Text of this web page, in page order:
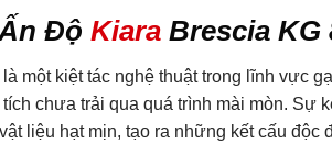
Độ Kiara Brescia KG
một kiệt tác nghệ thuật trong lĩnh vực
chưa trải qua quá trình mài mòn. Sự
liệu hạt mịn, tạo ra những kết cấu độc